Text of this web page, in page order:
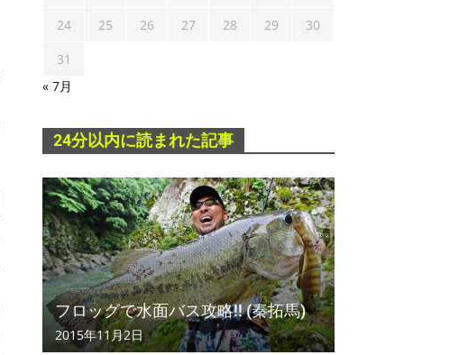
24
25 26 27 28 29
30
31
« 7月
24分以内に読まれた記事
フロッグで水面バス攻略!! (秦拓馬)
2015年11月2日